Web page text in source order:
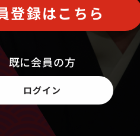
登録はこちら
既に会員の方
ログイン